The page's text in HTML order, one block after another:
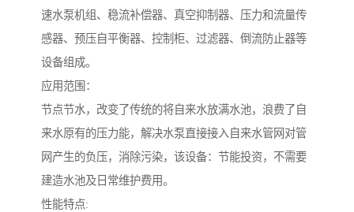
速水泵机组、稳流补偿器、真空抑制器、压力和流量传
感器、预压自平衡器、控制柜、过滤器、倒流防止器等
设备组成。
应用范围：
节点节水，改变了传统的将自来水放满水池，浪费了自
来水原有的压力能，解决水泵直接接入自来水管网对管
网产生的负压，消除污染，该设备：节能投资，不需要
建造水池及日常维护费用。
性能特点: